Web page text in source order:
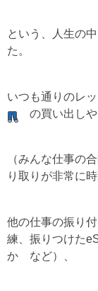
という、人生の
た。
いつも通りのレ
の買い出し
（みんな仕事の
り取りが非常に
他の仕事の振り
練、振りつけた
か など）、